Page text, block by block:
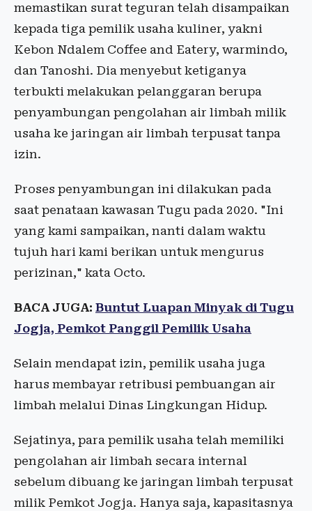
memastikan surat teguran telah disampaikan
kepada tiga pemilik usaha kuliner, yakni
Kebon Ndalem Coffee and Eatery, warmindo,
dan Tanoshi. Dia menyebut ketiganya
terbukti melakukan pelanggaran berupa
penyambungan pengolahan air limbah milik
usaha ke jaringan air limbah terpusat tanpa
izin.
Proses penyambungan ini dilakukan pada
saat penataan kawasan Tugu pada 2020. "Ini
yang kami sampaikan, nanti dalam waktu
tujuh hari kami berikan untuk mengurus
perizinan," kata Octo.
BACA JUGA: Buntut Luapan Minyak di Tugu
Jogja, Pemkot Panggil Pemilik Usaha
Selain mendapat izin, pemilik usaha juga
harus membayar retribusi pembuangan air
limbah melalui Dinas Lingkungan Hidup.
Sejatinya, para pemilik usaha telah memiliki
pengolahan air limbah secara internal
sebelum dibuang ke jaringan limbah terpusat
milik Pemkot Jogja. Hanya saja, kapasitasnya